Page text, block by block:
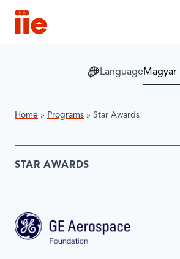
IIE
Language
Home » Programs » Star Awards
STAR AWARDS